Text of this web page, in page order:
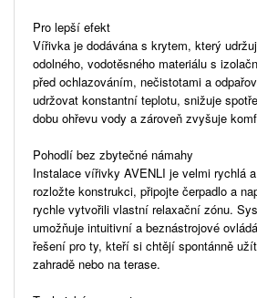
Pro lepší efekt
Vířivka je dodávána s krytem, ​​který
odolného, ​​vodotěsného materiálu s
před ochlazováním, nečistotami a
udržovat konstantní teplotu, snižuje
dobu ohřevu vody a zároveň zvyšuje
Pohodlí bez zbytečné námahy
Instalace vířivky AVENLI je velmi rychlá
rozložte konstrukci, připojte čerpadlo a
rychle vytvořili vlastní relaxační zónu.
umožňuje intuitivní a beznástrojové
řešení pro ty, kteří si chtějí spontánně
zahradě nebo na terase.